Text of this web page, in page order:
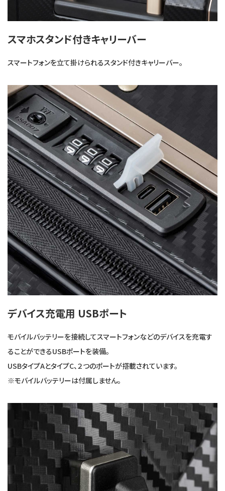
スマホスタンド付きキャリーバー
スマートフォンを立て掛けられるスタンド付きキャリーバー。
デバイス充電用 USBポート
モバイルバッテリーを接続してスマートフォンなどのデバイスを充電す
ることができるUSBポートを装備。
USBタイプAとタイプC、２つのポートが搭載されています。
※モバイルバッテリーは付属しません。